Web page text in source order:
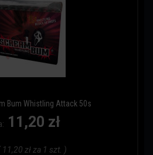
Bum Whistling Attack 50s
11,20 zł
11,20 zł za 1 szt. )